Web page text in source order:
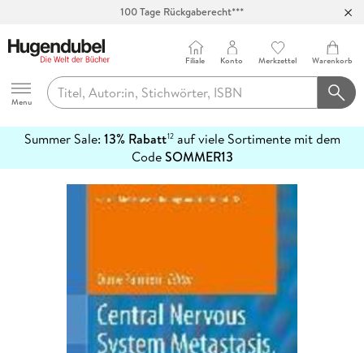
100 Tage Rückgaberecht***
Hugendubel
Menu
Filiale Konto Merkzettel Warenkorb
Summer Sale: 13% Rabatt12auf viele Sortimente mit dem
CodeSOMMER13
erfahren